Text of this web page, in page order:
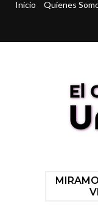
Inicio Quienes